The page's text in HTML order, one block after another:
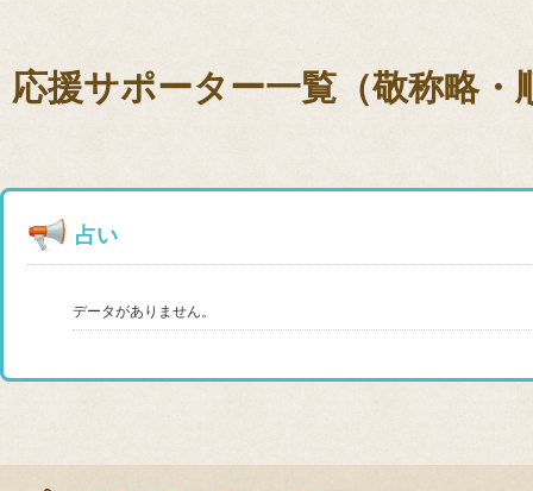
応援サポーター一覧（敬称略・
占い
データがありません。